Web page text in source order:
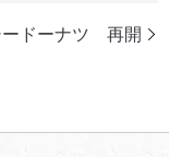
ードーナツ 再開